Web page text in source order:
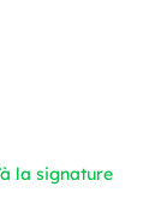
la signature